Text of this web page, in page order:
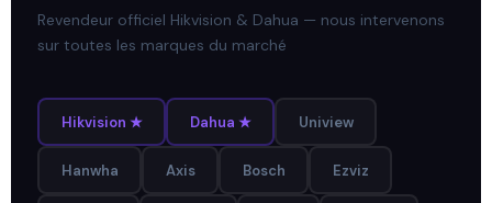
Revendeur officiel Hikvision & Dahua — nous intervenons
sur toutes les marques du marché
Hikvision ★ Dahua ★ Uniview
Hanwha Axis Bosch Ezviz